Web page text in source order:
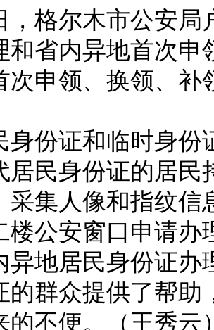
尔木市公安局
和省内异地首次
次申领、换领、
证和临时身份
居民身份证的居
采集人像和指纹
楼公安窗口申请
异地居民身份证
的群众提供了帮
的不便。（王秀云